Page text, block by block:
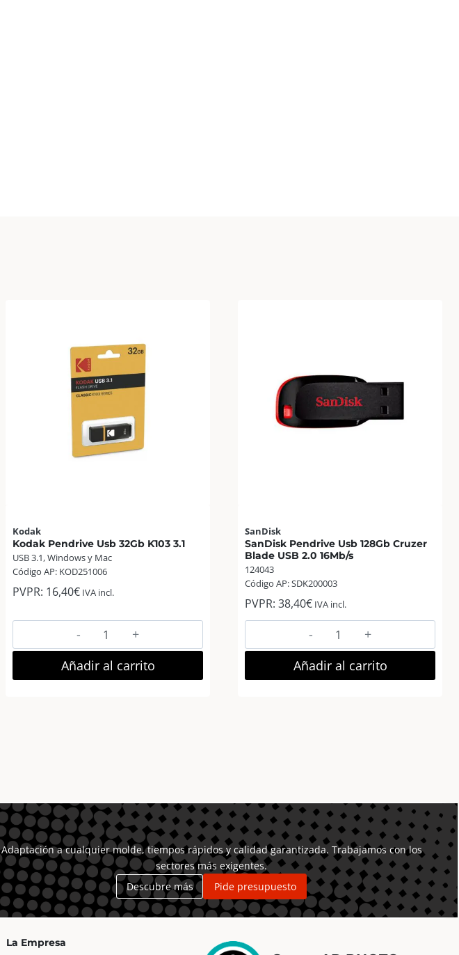
Kodak
Kodak Pendrive Usb 32Gb K103 3.1
USB 3.1, Windows y Mac
Código AP: KOD251006
PVPR: 16,40€ IVA incl.
Kodak
Pendrive
Usb
32Gb
Añadir al carrito
SanDisk
SanDisk Pendrive Usb 128Gb Cruzer
Blade USB 2.0 16Mb/s
124043
Código AP: SDK200003
PVPR: 38,40€ IVA incl.
SanDisk
Pendrive
Usb
128Gb
Añadir al carrito
Adaptación a cualquier molde, tiempos rápidos y calidad garantizada. Trabajamos con los
sectores más exigentes.
Descubre más
Pide presupuesto
La Empresa